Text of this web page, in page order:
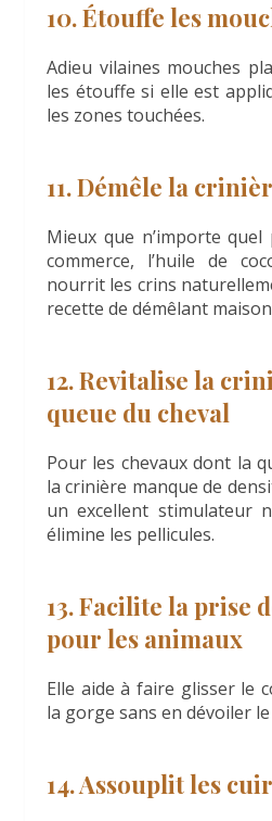
10. Étouffe les
Adieu vilaines mouches
les étouffe si elle est
les zones touchées.
11. Démêle la
Mieux que n’importe
commerce, l’huile de
nourrit les crins
recette de démêlant maison
12. Revitalise la
queue du cheval
Pour les chevaux dont la
la crinière manque de
un excellent stimulateur
élimine les pellicules.
13. Facilite la prise
pour les animaux
Elle aide à faire glisser le
la gorge sans en dévoiler
14. Assouplit les